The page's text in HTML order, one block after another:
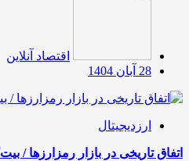
اقتصاد آنلاین
28 آبان 1404
ارزدیجیتال
اتفاق تاریخی در بازار رمزارزها /